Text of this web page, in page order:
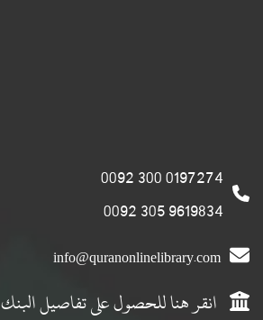
0197274 300 0092
9619834 305 0092
info@quranonlinelibrary.com
انقر هنا للحصول على تفاصيل البنك